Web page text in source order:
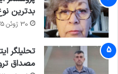
بدترین
30 ژوئن 2025
تحلیلگر
مصداق